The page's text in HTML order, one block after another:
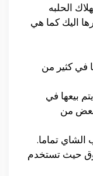
الحلبه
اليك كما هي
في كثير من
بيعها في
بعض من
تماما.
حيث تستخدم